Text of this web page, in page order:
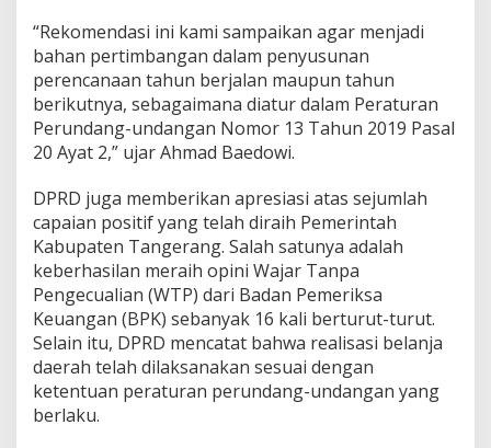
“Rekomendasi ini kami sampaikan agar menjadi
bahan pertimbangan dalam penyusunan
perencanaan tahun berjalan maupun tahun
berikutnya, sebagaimana diatur dalam Peraturan
Perundang-undangan Nomor 13 Tahun 2019 Pasal
20 Ayat 2,” ujar Ahmad Baedowi.
DPRD juga memberikan apresiasi atas sejumlah
capaian positif yang telah diraih Pemerintah
Kabupaten Tangerang. Salah satunya adalah
keberhasilan meraih opini Wajar Tanpa
Pengecualian (WTP) dari Badan Pemeriksa
Keuangan (BPK) sebanyak 16 kali berturut-turut.
Selain itu, DPRD mencatat bahwa realisasi belanja
daerah telah dilaksanakan sesuai dengan
ketentuan peraturan perundang-undangan yang
berlaku.